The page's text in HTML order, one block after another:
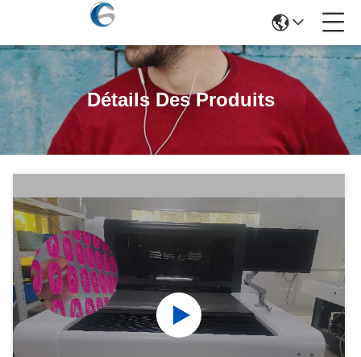
Détails Des Produits